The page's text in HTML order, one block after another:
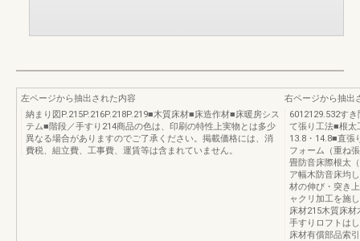
左ページから抽出された内容
納まり図P.215P.216P.218P.219■木質床材■床造作材■床暖房シス
テム■階段／手すり214商品の色は、印刷の特性上実物とは多少
異なる場合がありますのでご了承ください。掲載価格には、消
費税、組立費、工事費、運賃等は含まれていません。
右ページから抽出
6012129.532す
て張り工法■根太
13.8・14.8■直張
フォーム（重ね
畳防音床際根太
ア幅木防音床均
材の伸び・突き
ャクリ加工を施
床材215木質床
手すりロフトは
床材有償部品索引